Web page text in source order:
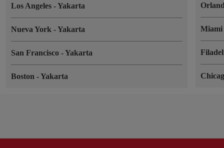
Los Angeles -Yakarta
Nueva York -Yakarta
San Francisco -Yakarta
Boston -Yakarta